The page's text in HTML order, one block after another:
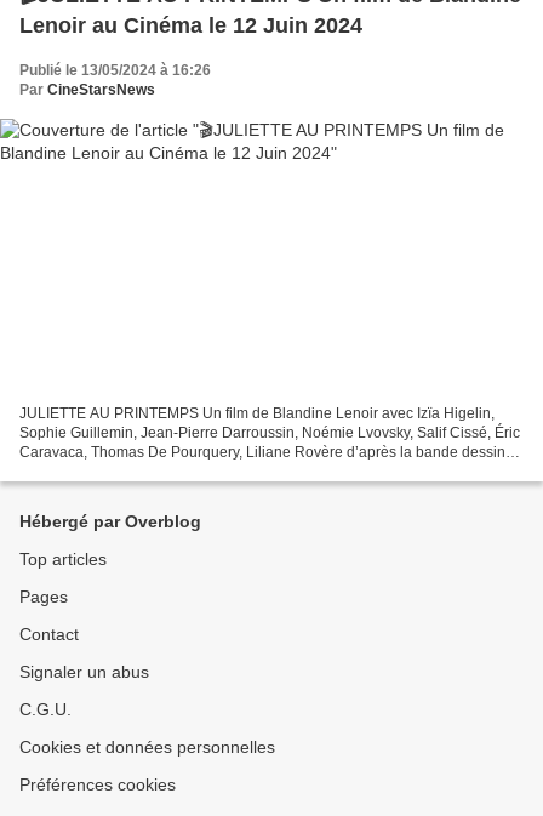
Lenoir au Cinéma le 12 Juin 2024
Publié le 13/05/2024 à 16:26
Par CineStarsNews
JULIETTE AU PRINTEMPS Un film de Blandine Lenoir avec Izïa Higelin,
Sophie Guillemin, Jean-Pierre Darroussin, Noémie Lvovsky, Salif Cissé, Éric
Caravaca, Thomas De Pourquery, Liliane Rovère d’après la bande dessinée
Hébergé par Overblog
Top articles
Pages
Contact
Signaler un abus
C.G.U.
Cookies et données personnelles
Préférences cookies